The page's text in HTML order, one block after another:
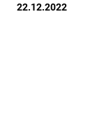
22.12.2022